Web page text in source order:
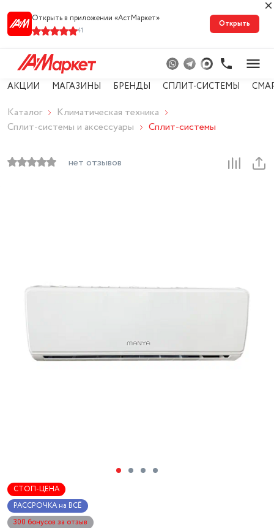
Открыть в приложении «АстМарке‪т‬»
41
Открыть
АКЦИИ МАГАЗИНЫ БРЕНДЫ СПЛИТ-СИСТЕМЫ
Каталог
Климатическая техника
Сплит-системы и аксессуары
Сплит-системы
нет отзывов
СТОП-ЦЕНА
РАССРОЧКА на ВСЁ
300 бонусов за отзыв